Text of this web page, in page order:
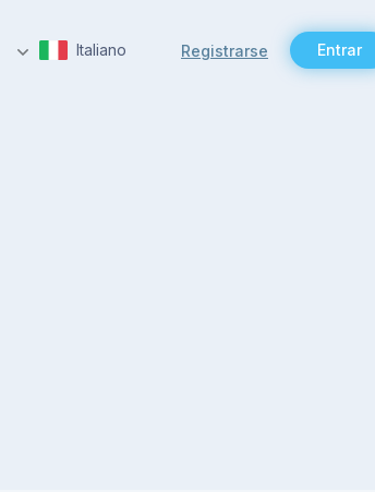
Italiano Registrarse Entrar